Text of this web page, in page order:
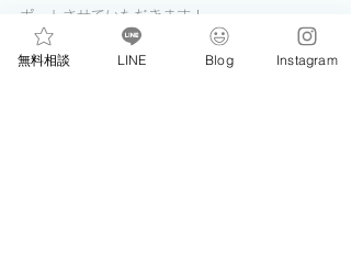
ポートさせていただきます！
20代女性会員さまの婚活特急列車、出発です♡
無料相談 LINE Blog Instagram